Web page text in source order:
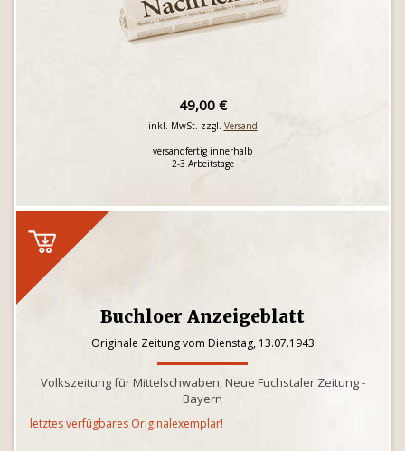
49,00 €
inkl. MwSt. zzgl. Versand
versandfertig innerhalb
2-3 Arbeitstage
Buchloer Anzeigeblatt
Originale Zeitung vom Dienstag, 13.07.1943
Volkszeitung für Mittelschwaben, Neue Fuchstaler Zeitung -
Bayern
letztes verfügbares Originalexemplar!